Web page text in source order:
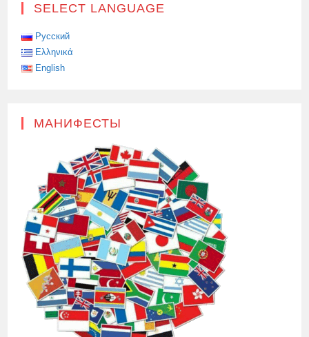
SELECT LANGUAGE
Русский
Ελληνικά
English
МАНИФЕСТЫ